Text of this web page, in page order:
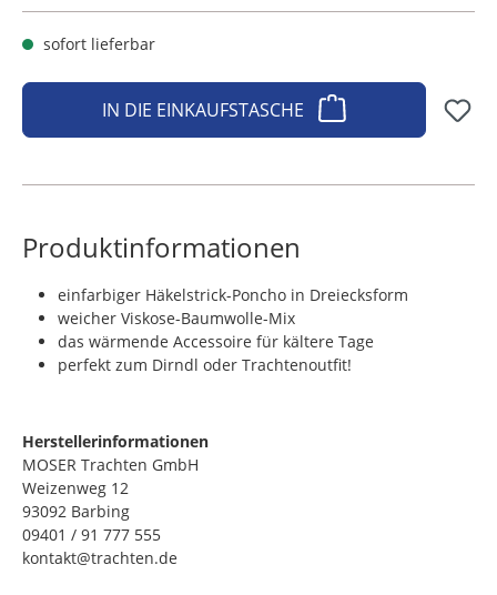
sofort lieferbar
IN DIE EINKAUFSTASCHE
Produktinformationen
einfarbiger Häkelstrick-Poncho in Dreiecksform
weicher Viskose-Baumwolle-Mix
das wärmende Accessoire für kältere Tage
perfekt zum Dirndl oder Trachtenoutfit!
Herstellerinformationen
MOSER Trachten GmbH
Weizenweg 12
93092 Barbing
09401 / 91 777 555
kontakt@trachten.de